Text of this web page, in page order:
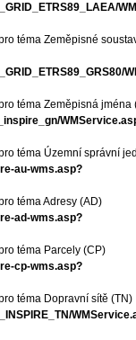
téma Zeměpisné
téma Zeměpisná jména
téma Územní správní
au-wms.asp?
téma Adresy (AD)
ad-wms.asp?
téma Parcely (CP)
cp-wms.asp?
téma Dopravní sítě (TN)